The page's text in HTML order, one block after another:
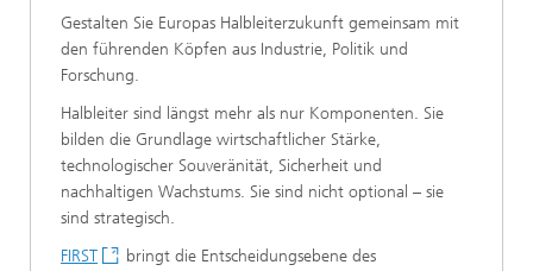
Gestalten Sie Europas Halbleiterzukunft gemeinsam mit
den führenden Köpfen aus Industrie, Politik und
Forschung.
Halbleiter sind längst mehr als nur Komponenten. Sie
bilden die Grundlage wirtschaftlicher Stärke,
technologischer Souveränität, Sicherheit und
nachhaltigen Wachstums. Sie sind nicht optional – sie
sind strategisch.
FIRST
bringt die Entscheidungsebene des